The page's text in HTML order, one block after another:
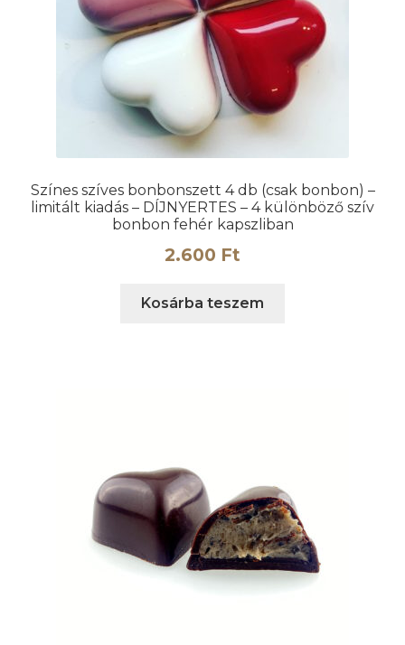
Színes szíves bonbonszett 4 db (csak bonbon) –
limitált kiadás – DÍJNYERTES – 4 különböző szív
bonbon fehér kapszliban
2.600 Ft
Kosárba teszem